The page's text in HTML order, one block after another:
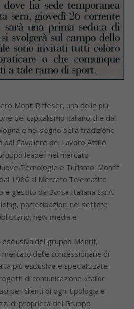
Monti Riffeser, una delle più
del capitalismo italiano che dal
e nel segno della tradizione
Cavaliere del Lavoro Attilio
leader nel mercato
Tecnologie e Turismo. Monrif
1986 al Mercato Telematico
e gestito da Borsa Italiana S.p.A.
partecipazioni nel settore
new media e
esclusiva del gruppo Monrif,
delle concessionarie di
più esclusive e specializzate
di comunicazione «tailor
per clienti di ogni tipologia e
di proprietà del Gruppo